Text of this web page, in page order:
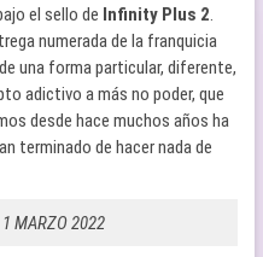
el sello de Infinity Plus 2.
numerada de la franquicia
una forma particular, diferente,
adictivo a más no poder, que
desde hace muchos años ha
terminado de hacer nada de
1 MARZO 2022